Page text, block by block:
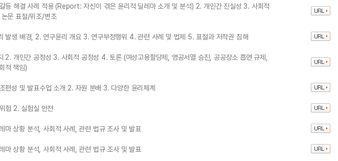
등 해결 사례 적용 (Report: 자신이 겪은 윤리적 딜레마 소개 및 분석) 2. 개인간 진실성 3. 사회적
문 표절/위조/변조
발생 배경, 2. 연구윤리 개요 3. 연구부정행위 4. 관련 사례 및 법제 5. 표절과 저작권 침해
2. 개인간 공정성 3. 사회적 공정성 4. 토론 (여성고용할당제, 영공서열 승진, 공공장소 흡연 규제,
적 책임)
편성 및 발표수업 소개 2. 자원 분배 3. 다양한 윤리체계
험 2. 실험실 안전
마 상황 분석, 사회적 사례, 관련 법규 조사 및 발표
마 상황 분석, 사회적 사례, 관련 법규 조사 및 발표